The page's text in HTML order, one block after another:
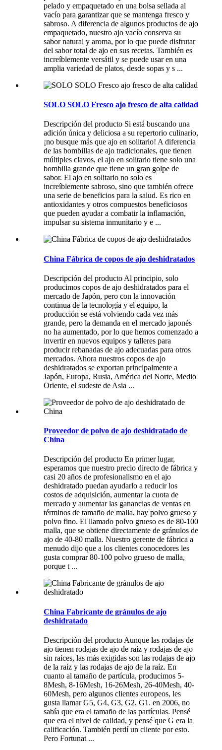
pelado y empaquetado en una bolsa sellada al
vacío para garantizar que se mantenga fresco y
sabroso. A diferencia de algunos productos de ajo
empaquetado, nuestro ajo vacío conserva su
sabor natural y aroma, por lo que puede disfrutar
del sabor total de ajo en sus recetas. También es
increíblemente versátil y se puede usar en una
amplia variedad de platos, desde sopas y s ...
SOLO SOLO Fresco ajo fresco de alta calidad
Descripción del producto Si está buscando una
adición única y deliciosa a su repertorio culinario,
¡no busque más que ajo en solitario! A diferencia
de las bombillas de ajo tradicionales, que tienen
múltiples clavos, el ajo en solitario tiene solo una
bombilla grande que tiene un gran golpe de
sabor. El ajo en solitario no solo es
increíblemente sabroso, sino que también ofrece
una serie de beneficios para la salud. Es rico en
antioxidantes y otros compuestos beneficiosos
que pueden ayudar a combatir la inflamación,
impulsar su sistema inmunitario y e ...
China Fábrica de copos de ajo deshidratados
Descripción del producto Al principio, solo
producimos copos de ajo deshidratados para el
mercado de Japón, pero con la innovación
continua de la tecnología y el equipo, la
producción se está volviendo cada vez más
grande, pero la demanda en el mercado japonés
no ha aumentado, por lo que hemos comenzado a
invertir en nuevos equipos y talleres para
producir rebanadas de ajo adecuadas para otros
mercados. Ahora nuestros copos de ajo
deshidratados se exportan principalmente a
Japón, Europa, Rusia, América del Norte, Medio
Oriente, el sudeste de Asia ...
Proveedor de polvo de ajo deshidratado de
China
Descripción del producto En primer lugar,
esperamos que nuestro precio directo de fábrica y
casi 20 años de profesionalismo en el ajo
deshidratado puedan ayudarlo a reducir los
costos de adquisición, aumentar la cuota de
mercado y aumentar las ganancias de ventas en
términos de tamaño de malla, hay polvo grueso y
polvo fino. El llamado polvo grueso es de 80-100
malla, que se obtiene directamente de gránulos de
ajo de 40-80 malla. Nuestro gerente de fábrica a
menudo dijo que a los clientes conocedores les
gusta comprar 80-100 polvo grueso de malla,
porque t ...
China Fabricante de gránulos de ajo
deshidratado
Descripción del producto Aunque las rodajas de
ajo tienen rodajas de ajo de raíz y rodajas de ajo
sin raíces, las más exigidas son las rodajas de ajo
de la raíz y las rodajas de ajo de la raíz. En
cuanto al tamaño de partícula, producimos 5-
8Mesh, 8-16Mesh, 16-26Mesh, 26-40Mesh, 40-
60Mesh, pero algunos clientes europeos, les
gusta llamar G5, G4, G3, G2, G1. en 2006, no
sabía que era el tamaño de las partículas. Pensé
que era el nivel de calidad, y pensé que G era la
calificación. También perdí un cliente por esto.
Pero Fortunat ...